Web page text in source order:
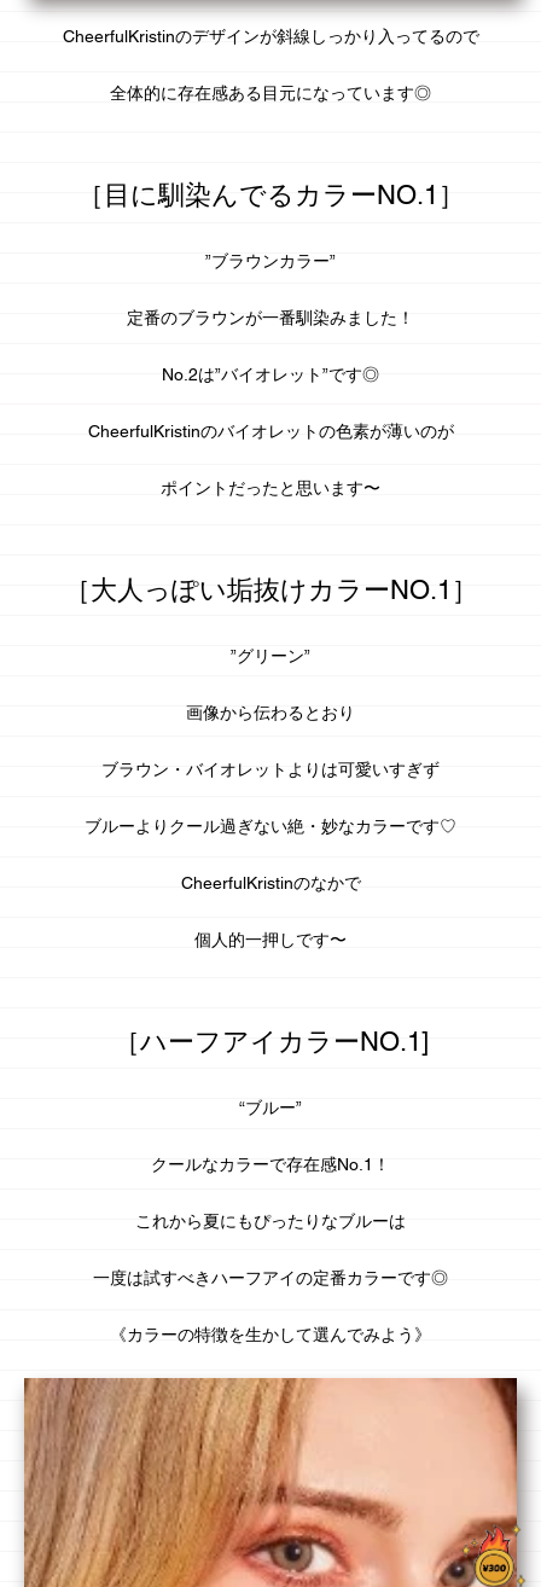
CheerfulKristinのデザインが斜線しっかり入ってるので
全体的に存在感ある目元になっています◎
［目に馴染んでるカラーNO.1］
”ブラウンカラー”
定番のブラウンが一番馴染みました！
No.2は”バイオレット”です◎
CheerfulKristinのバイオレットの色素が薄いのが
ポイントだったと思います〜
［大人っぽい垢抜けカラーNO.1］
”グリーン”
画像から伝わるとおり
ブラウン・バイオレットよりは可愛いすぎず
ブルーよりクール過ぎない絶・妙なカラーです♡
CheerfulKristinのなかで
個人的一押しです〜
［ハーフアイカラーNO.1]
“ブルー”
クールなカラーで存在感No.1！
これから夏にもぴったりなブルーは
一度は試すべきハーフアイの定番カラーです◎
《カラーの特徴を生かして選んでみよう》